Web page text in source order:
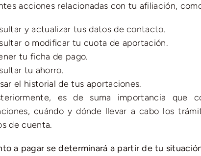
acciones relacionadas con tu afiliación,
y actualizar tus datos de contacto.
o modificar tu cuota de aportación.
tu ficha de pago.
tu ahorro.
el historial de tus aportaciones.
es de suma importancia que
cuándo y dónde llevar a cabo los
de cuenta.
a pagar se determinará a partir de tu